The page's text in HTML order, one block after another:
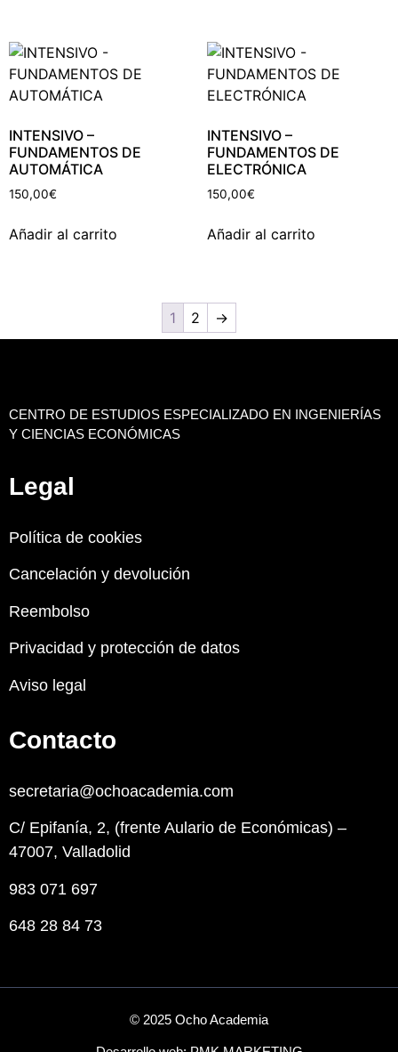
INTENSIVO –
FUNDAMENTOS DE
AUTOMÁTICA
150,00€
Añadir al carrito
INTENSIVO –
FUNDAMENTOS DE
ELECTRÓNICA
150,00€
Añadir al carrito
1 2 →
CENTRO DE ESTUDIOS ESPECIALIZADO EN INGENIERÍAS
Y CIENCIAS ECONÓMICAS
Legal
Política de cookies
Cancelación y devolución
Reembolso
Privacidad y protección de datos
Aviso legal
Contacto
secretaria@ochoacademia.com
C/ Epifanía, 2, (frente Aulario de Económicas) –
47007, Valladolid
983 071 697
648 28 84 73
© 2025 Ocho Academia